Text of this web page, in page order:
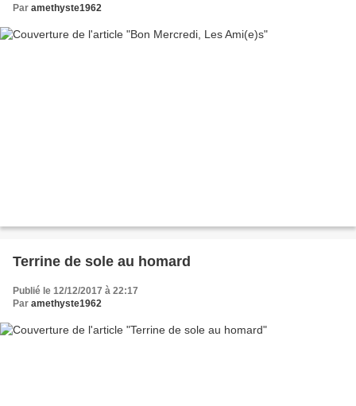
Par amethyste1962
Terrine de sole au homard
Publié le 12/12/2017 à 22:17
Par amethyste1962